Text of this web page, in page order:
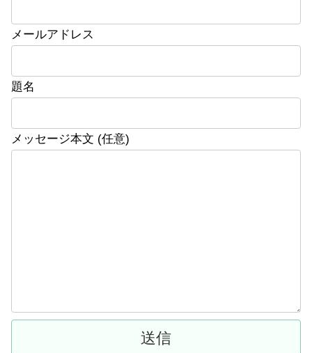
メールアドレス
題名
メッセージ本文 (任意)